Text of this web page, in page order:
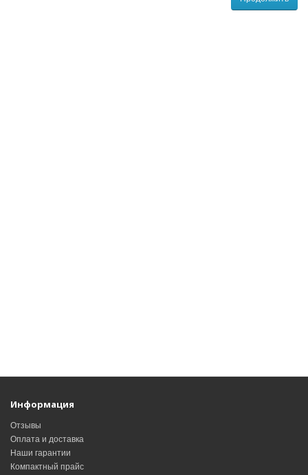
Информация
Отзывы
Оплата и доставка
Наши гарантии
Компактный прайс